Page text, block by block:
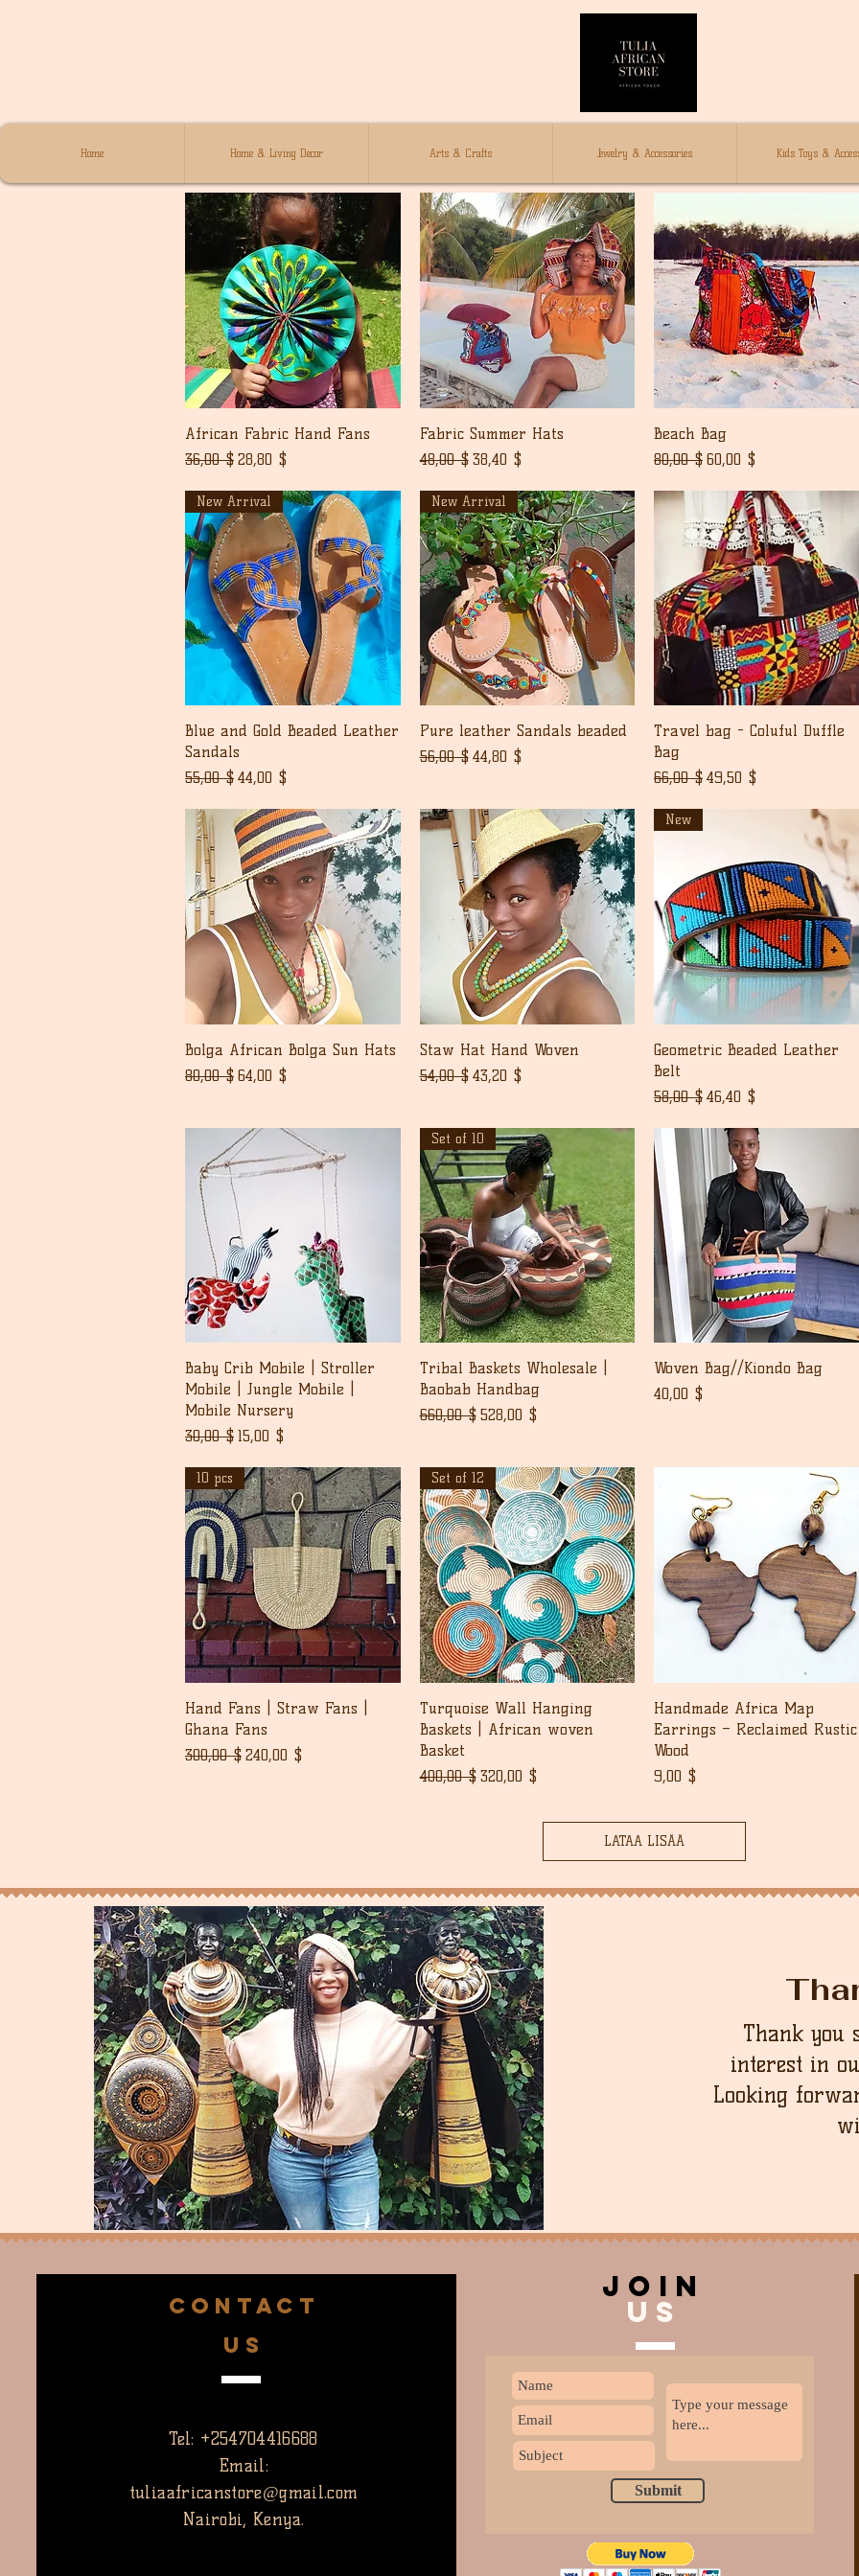
Home Home & Living Decor Arts & Crafts Jewelry & Accessories Kids Toys &
Pikakatselu
African Fabric Hand Fans
Normaali hinta
36,00 $ Alehinta
28,80 $
Pikakatselu
Fabric Summer Hats
Normaali hinta
48,00 $ Alehinta
38,40 $
Beach Bag
Normaali hinta
80,00 $ Alehinta
60,00 $
Pikakatselu
New Arrival
Blue and Gold Beaded Leather
Sandals
Normaali hinta
55,00 $ Alehinta
44,00 $
Pikakatselu
New Arrival
Pure leather Sandals beaded
Normaali hinta
56,00 $ Alehinta
44,80 $
Pikakatselu
Travel bag - Coluful Duffle
Bag
Normaali hinta
66,00 $ Alehinta
49,50 $
Pikakatselu
Bolga African Bolga Sun Hats
Normaali hinta
80,00 $ Alehinta
64,00 $
Pikakatselu
Staw Hat Hand Woven
Normaali hinta
54,00 $ Alehinta
43,20 $
Pikakatselu
New
Geometric Beaded Leather
Belt
Normaali hinta
58,00 $ Alehinta
46,40 $
Pikakatselu
Baby Crib Mobile | Stroller
Mobile | Jungle Mobile |
Mobile Nursery
Normaali hinta
30,00 $ Alehinta
15,00 $
Pikakatselu
Set of 10
Tribal Baskets Wholesale |
Baobab Handbag
Normaali hinta
660,00 $ Alehinta
528,00 $
Pikakatselu
Woven Bag//Kiondo Bag
Hinta
40,00 $
Pikakatselu
10 pcs
Hand Fans | Straw Fans |
Ghana Fans
Normaali hinta
300,00 $ Alehinta
240,00 $
Pikakatselu
Set of 12
Turquoise Wall Hanging
Baskets | African woven
Basket
Normaali hinta
400,00 $ Alehinta
320,00 $
Pikakatselu
Handmade Africa Map
Earrings – Reclaimed Rustic
Wood
Hinta
9,00 $
LATAA LISÄÄ
Thank you
interest in
Looking
CONTACT
US
Tel: +254704416688
Email:
tuliaafricanstore@gmail.com
Nairobi, Kenya.
join
US
Submit